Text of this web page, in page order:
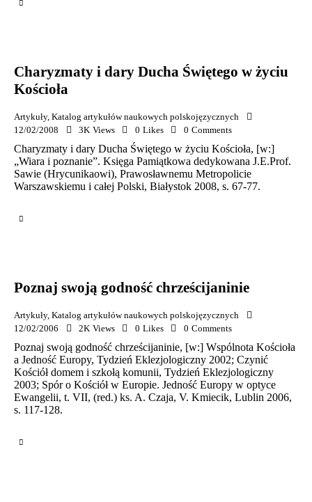
Charyzmaty i dary Ducha Świętego w życiu
Kościoła
Artykuły, Katalog artykułów naukowych polskojęzycznych
12/02/2008
3K Views 0 Likes 0 Comments
Charyzmaty i dary Ducha Świętego w życiu Kościoła, [w:]
„Wiara i poznanie”. Księga Pamiątkowa dedykowana J.E.Prof.
Sawie (Hrycunikaowi), Prawosławnemu Metropolicie
Warszawskiemu i całej Polski, Białystok 2008, s. 67-77.
Poznaj swoją godność chrześcijaninie
Artykuły, Katalog artykułów naukowych polskojęzycznych
12/02/2006
2K Views 0 Likes 0 Comments
Poznaj swoją godność chrześcijaninie, [w:] Wspólnota Kościoła
a Jedność Europy, Tydzień Eklezjologiczny 2002; Czynić
Kościół domem i szkołą komunii, Tydzień Eklezjologiczny
2003; Spór o Kościół w Europie. Jedność Europy w optyce
Ewangelii, t. VII, (red.) ks. A. Czaja, V. Kmiecik, Lublin 2006,
s. 117-128.